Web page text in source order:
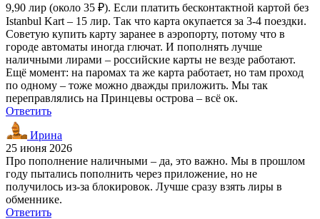
9,90 лир (около 35 ₽). Если платить бесконтактной картой без
Istanbul Kart – 15 лир. Так что карта окупается за 3-4 поездки.
Советую купить карту заранее в аэропорту, потому что в
городе автоматы иногда глючат. И пополнять лучше
наличными лирами – российские карты не везде работают.
Ещё момент: на паромах та же карта работает, но там проход
по одному – тоже можно дважды приложить. Мы так
переправлялись на Принцевы острова – всё ок.
Ответить
Ирина
25 июня 2026
Про пополнение наличными – да, это важно. Мы в прошлом
году пытались пополнить через приложение, но не
получилось из-за блокировок. Лучше сразу взять лиры в
обменнике.
Ответить